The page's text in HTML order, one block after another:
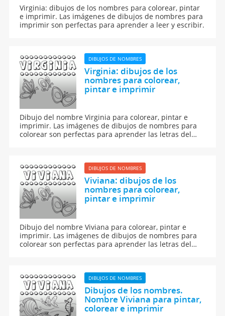
Virginia: dibujos de los nombres para colorear, pintar
e imprimir. Las imágenes de dibujos de nombres para
imprimir son perfectas para aprender a leer y escribir.
DIBUJOS DE NOMBRES
Virginia: dibujos de los
nombres para colorear,
pintar e imprimir
Dibujo del nombre Virginia para colorear, pintar e
imprimir. Las imágenes de dibujos de nombres para
colorear son perfectas para aprender las letras del
DIBUJOS DE NOMBRES
Viviana: dibujos de los
nombres para colorear,
pintar e imprimir
Dibujo del nombre Viviana para colorear, pintar e
imprimir. Las imágenes de dibujos de nombres para
colorear son perfectas para aprender las letras del
DIBUJOS DE NOMBRES
Dibujos de los nombres.
Nombre Viviana para pintar,
colorear e imprimir